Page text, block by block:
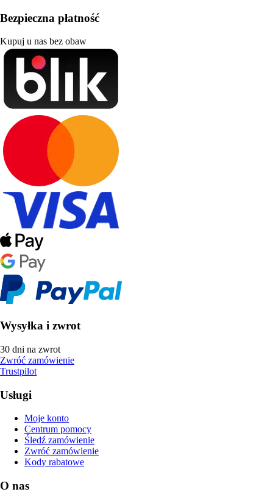
Bezpieczna płatność
Kupuj u nas bez obaw
Wysyłka i zwrot
30 dni na zwrot
Zwróć zamówienie
Trustpilot
Usługi
Moje konto
Centrum pomocy
Śledź zamówienie
Zwróć zamówienie
Kody rabatowe
O nas